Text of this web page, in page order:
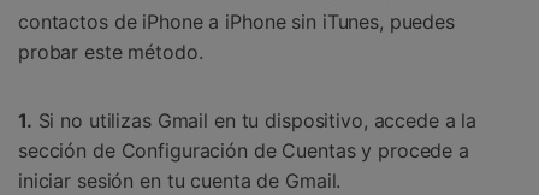
contactos de iPhone a iPhone sin iTunes, puedes
probar este método.
1. Si no utilizas Gmail en tu dispositivo, accede a la
sección de Configuración de Cuentas y procede a
iniciar sesión en tu cuenta de Gmail.